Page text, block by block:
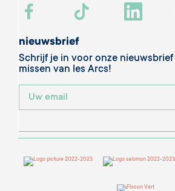
nieuwsbrief
Schrijf je in voor onze
missen van les Arcs!